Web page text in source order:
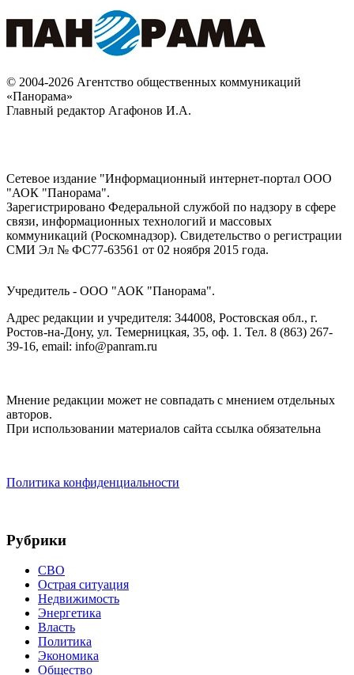
© 2004-2026 Агентство общественных коммуникаций
«Панорама»
Главный редактор Агафонов И.А.
Сетевое издание "Информационный интернет-портал ООО
"АОК "Панорама".
Зарегистрировано Федеральной службой по надзору в сфере
связи, информационных технологий и массовых
коммуникаций (Роскомнадзор). Cвидетельство о регистрации
СМИ Эл № ФС77-63561 от 02 ноября 2015 года.
Учредитель - ООО "АОК "Панорама".
Адрес редакции и учредителя: 344008, Ростовская обл., г.
Ростов-на-Дону, ул. Темерницкая, 35, оф. 1. Тел. 8 (863) 267-
39-16, email: info@panram.ru
Мнение редакции может не совпадать с мнением отдельных
авторов.
При использовании материалов сайта ссылка обязательна
Политика конфиденциальности
Рубрики
СВО
Острая ситуация
Недвижимость
Энергетика
Власть
Политика
Экономика
Общество